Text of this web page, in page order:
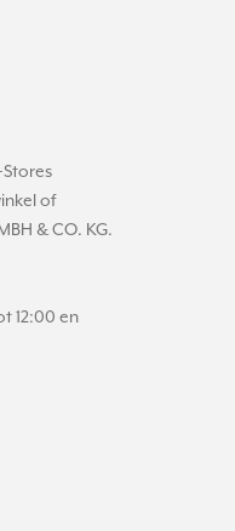
Stores
of
& CO. KG.
12:00 en